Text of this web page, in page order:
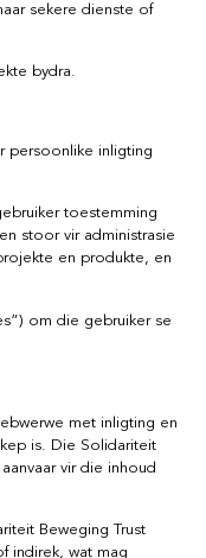
sekere dienste of
bydra.
persoonlike inligting
toestemming
stoor vir administrasie
en produkte, en
om die gebruiker se
met inligting en
is. Die Solidariteit
vir die inhoud
Beweging Trust
indirek, wat mag